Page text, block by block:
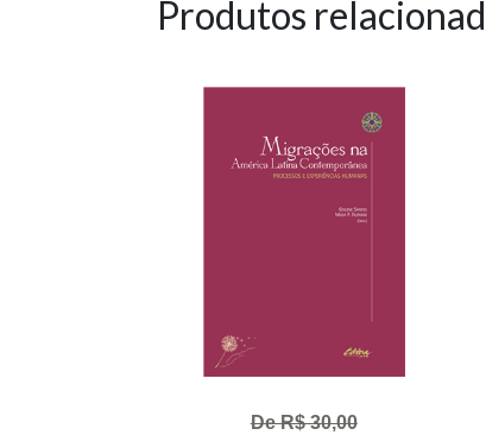
Produtos
De R$ 30,00